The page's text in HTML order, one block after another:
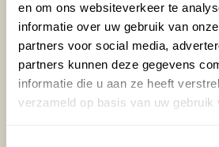
en om ons websiteverkeer te
informatie over uw gebruik van
partners voor social media,
partners kunnen deze gegevens
informatie die u aan ze heeft
verzameld op basis van uw gebruik
E-mailadres*